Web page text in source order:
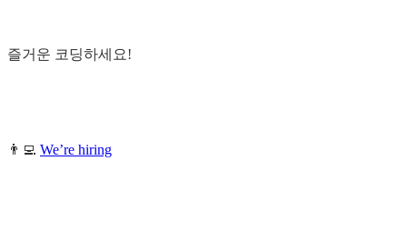
즐거운 코딩하세요!
👨‍💻 We’re hiring